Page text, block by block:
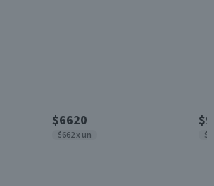
$6620
$662 x un